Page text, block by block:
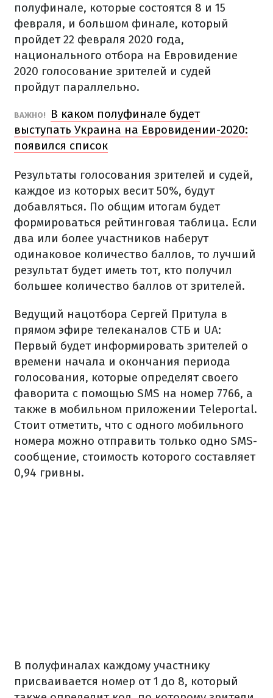
полуфинале, которые состоятся 8 и 15
февраля, и большом финале, который
пройдет 22 февраля 2020 года,
национального отбора на Евровидение
2020 голосование зрителей и судей
пройдут параллельно.
ВАЖНО!
В каком полуфинале будет
выступать Украина на Евровидении-2020:
появился список
Результаты голосования зрителей и судей,
каждое из которых весит 50%, будут
добавляться. По общим итогам будет
формироваться рейтинговая таблица. Если
два или более участников наберут
одинаковое количество баллов, то лучший
результат будет иметь тот, кто получил
большее количество баллов от зрителей.
Ведущий нацотбора Сергей Притула в
прямом эфире телеканалов СТБ и UA:
Первый будет информировать зрителей о
времени начала и окончания периода
голосования, которые определят своего
фаворита с помощью SMS на номер 7766, а
также в мобильном приложении Teleportal.
Стоит отметить, что с одного мобильного
номера можно отправить только одно SMS-
сообщение, стоимость которого составляет
0,94 гривны.
В полуфиналах каждому участнику
присваивается номер от 1 до 8, который